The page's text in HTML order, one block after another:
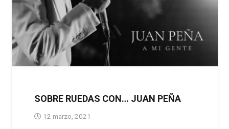
SOBRE RUEDAS CON… JUAN PEÑA
12 marzo, 2021